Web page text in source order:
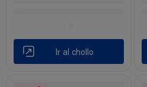
Ir al chollo